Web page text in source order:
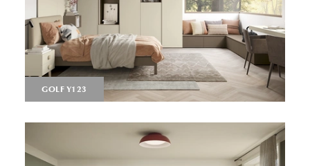
GOLF Y123